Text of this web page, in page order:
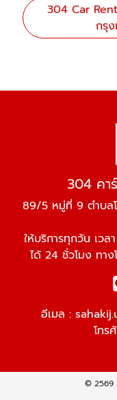
304 Car
กรุ
304 คา
89/5 หมู่ที่ 9 ตำบลโ
ให้บริการทุกวัน เว
ได้ 24 ชั่วโมง ทา
อีเมล :
โทร
© 2569